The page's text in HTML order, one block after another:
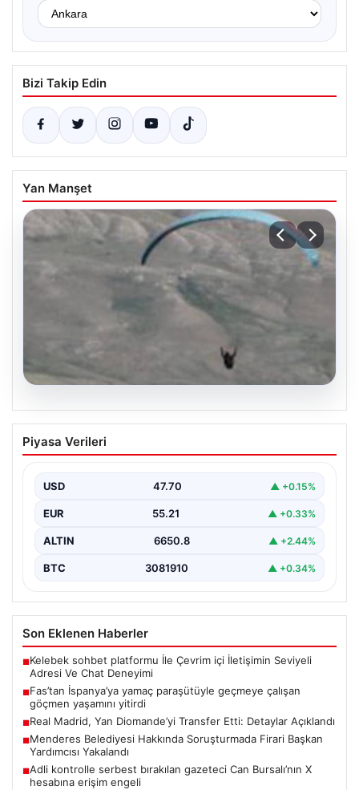
Bizi Takip Edin
Yan Manşet
07.08.2026
Fas’tan İspanya’ya yamaç paraşütüyle
geçmeye çalışan göçmen yaşamını
Piyasa Verileri
USD 47.70 ▲ +0.15%
EUR 55.21 ▲ +0.33%
ALTIN 6650.8 ▲ +2.44%
BTC 3081910 ▲ +0.34%
Son Eklenen Haberler
■Kelebek sohbet platformu İle Çevrim içi İletişimin Seviyeli
Adresi Ve Chat Deneyimi
■Fas’tan İspanya’ya yamaç paraşütüyle geçmeye çalışan
göçmen yaşamını yitirdi
■Real Madrid, Yan Diomande’yi Transfer Etti: Detaylar Açıklandı
■Menderes Belediyesi Hakkında Soruşturmada Firari Başkan
Yardımcısı Yakalandı
■Adli kontrolle serbest bırakılan gazeteci Can Bursalı’nın X
hesabına erişim engeli